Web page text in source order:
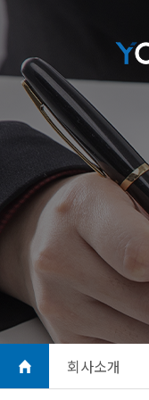
회사소개